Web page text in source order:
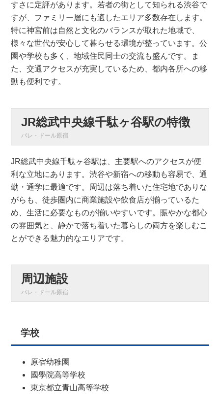
すさに定評があります。若者の街として知られる渋谷で
すが、ファミリー層にも適したエリア多数存在します。
特に神宮前は自然と文化のバランスが取れた地域で、
様々な世代が安心して暮らせる環境が整っています。公
園や学校も多く、地域住民同士の交流も盛んです。ま
た、交通アクセスが充実しているため、都内各所への移
動も便利です。
JR総武中央線千駄ヶ谷駅の特徴
パレ・ドール原宿
JR総武中央線千駄ヶ谷駅は、主要駅へのアクセスが便
利な立地にあります。渋谷や新宿への移動も容易で、通
勤・通学に最適です。周辺は落ち着いた住宅地でありな
がらも、徒歩圏内に商業施設や飲食店が揃っているた
め、生活に必要なものが揃いやすいです。賑やかな都心
の雰囲気と、静かで落ち着いた暮らしの両方を楽しむこ
とができる魅力的なエリアです。
周辺施設
パレ・ドール原宿
学校
原宿幼稚園
國學院高等学校
東京都立青山高等学校